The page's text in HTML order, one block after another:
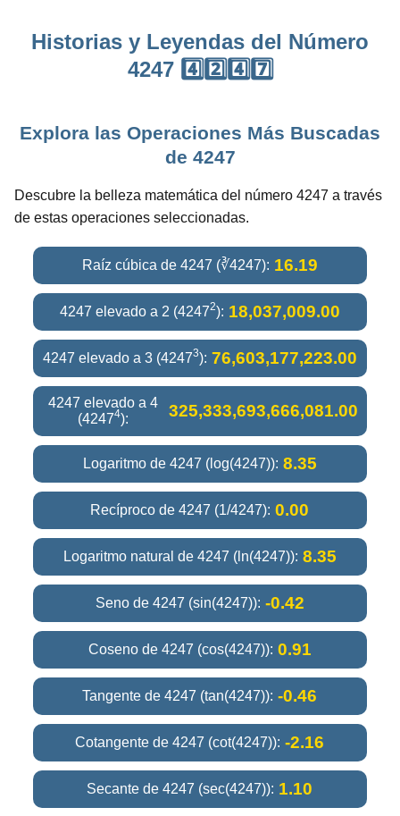
Historias y Leyendas del Número
4247 4️⃣2️⃣4️⃣7️⃣
Explora las Operaciones Más Buscadas
de 4247
Descubre la belleza matemática del número 4247 a través
de estas operaciones seleccionadas.
Raíz cúbica de 4247 (∛4247): 16.19
4247 elevado a 2 (42472): 18,037,009.00
4247 elevado a 3 (42473): 76,603,177,223.00
4247 elevado a 4
(42474): 325,333,693,666,081.00
Logaritmo de 4247 (log(4247)): 8.35
Recíproco de 4247 (1/4247): 0.00
Logaritmo natural de 4247 (ln(4247)): 8.35
Seno de 4247 (sin(4247)): -0.42
Coseno de 4247 (cos(4247)): 0.91
Tangente de 4247 (tan(4247)): -0.46
Cotangente de 4247 (cot(4247)): -2.16
Secante de 4247 (sec(4247)): 1.10